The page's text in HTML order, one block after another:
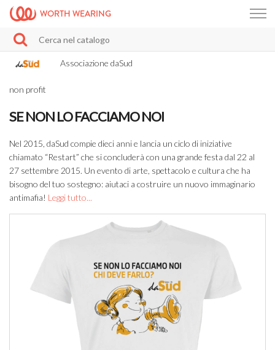
WORTH WEARING
Associazione daSud
non profit
SE NON LO FACCIAMO NOI
Nel 2015, daSud compie dieci anni e lancia un ciclo di iniziative
chiamato “Restart” che si concluderà con una grande festa dal 22 al
27 settembre 2015. Un evento di arte, spettacolo e cultura che ha
bisogno del tuo sostegno: aiutaci a costruire un nuovo immaginario
antimafia! Leggi tutto...